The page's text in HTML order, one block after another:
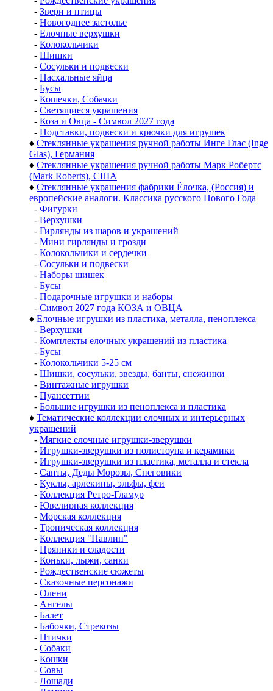
- Звери и птицы
- Новогоднее застолье
- Елочные верхушки
- Колокольчики
- Шишки
- Сосульки и подвески
- Пасхальные яйца
- Бусы
- Кошечки, Собачки
- Светящиеся украшения
- Коза и Овца - Символ 2027 года
- Подставки, подвески и крючки для игрушек
♦ Стеклянные украшения ручной работы Инге Глас (Inge
Glas), Германия
♦ Стеклянные украшения ручной работы Марк Робертс
(Mark Roberts), США
♦ Стеклянные украшения фабрики Ёлочка, (Россия) и
европейские аналоги. Классика русского Нового Года
- Фигурки
- Верхушки
- Гирлянды из шаров и украшений
- Мини гирлянды и грозди
- Колокольчики и сердечки
- Сосульки и подвески
- Наборы шишек
- Бусы
- Подарочные игрушки и наборы
- Символ 2027 года КОЗА и ОВЦА
♦ Елочные игрушки из пластика, металла, пеноплекса
- Верхушки
- Комплекты елочных украшений из пластика
- Бусы
- Колокольчики 5-25 см
- Шишки, сосульки, звезды, банты, снежинки
- Винтажные игрушки
- Пуансеттии
- Большие игрушки из пеноплекса и пластика
♦ Тематические коллекции елочных и интерьерных
украшений
- Мягкие елочные игрушки-зверушки
- Игрушки-зверушки из полистоуна и керамики
- Игрушки-зверушки из пластика, металла и стекла
- Санты, Деды Морозы, Снеговики
- Куклы, арлекины, эльфы, феи
- Коллекция Ретро-Гламур
- Ювелирная коллекция
- Морская коллекция
- Тропическая коллекция
- Коллекция "Павлин"
- Пряники и сладости
- Коньки, лыжи, санки
- Рождественские сюжеты
- Сказочные персонажи
- Олени
- Ангелы
- Балет
- Бабочки, Стрекозы
- Птички
- Собаки
- Кошки
- Совы
- Лошади